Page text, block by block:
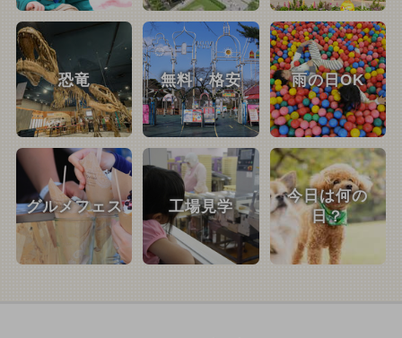
恐竜 無料・格安 雨の日OK
グルメフェス 工場見学
今日は何の
日？